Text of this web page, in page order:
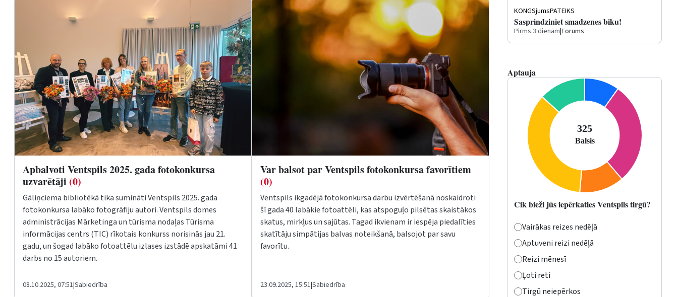
Apbalvoti Ventspils 2025. gada fotokonkursa
uzvarētāji (0)
Gāliņciema bibliotēkā tika sumināti Ventspils 2025. gada
fotokonkursa labāko fotogrāfiju autori. Ventspils domes
administrācijas Mārketinga un tūrisma nodaļas Tūrisma
informācijas centrs (TIC) rīkotais konkurss norisinās jau 21.
gadu, un šogad labāko fotoattēlu izlases izstādē apskatāmi 41
darbs no 15 autoriem.
08.10.2025, 07:51|Sabiedrība
Var balsot par Ventspils fotokonkursa favorītiem
(0)
Ventspils ikgadējā fotokonkursa darbu izvērtēšanā noskaidroti
šī gada 40 labākie fotoattēli, kas atspoguļo pilsētas skaistākos
skatus, mirkļus un sajūtas. Tagad ikvienam ir iespēja piedalīties
skatītāju simpātijas balvas noteikšanā, balsojot par savu
favorītu.
23.09.2025, 15:51|Sabiedrība
KONGSjumsPATEIKS
Sasprindziniet smadzenes biku!
Pirms 3 dienām|Forums
Aptauja
Cik bieži jūs iepērkaties Ventspils tirgū?
Vairākas reizes nedēļā
Aptuveni reizi nedēļā
Reizi mēnesī
Ļoti reti
Tirgū neiepērkos